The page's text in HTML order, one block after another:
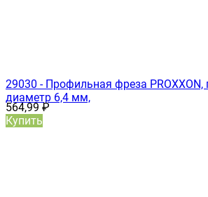
29030 - Профильная фреза PROXXON,
диаметр 6,4 мм,
564,99₽
Купить